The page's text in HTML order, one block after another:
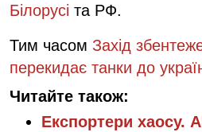
Білорусі та РФ.
Тим часом Захід
перекидає танки до
Читайте також:
Експортери хаосу.